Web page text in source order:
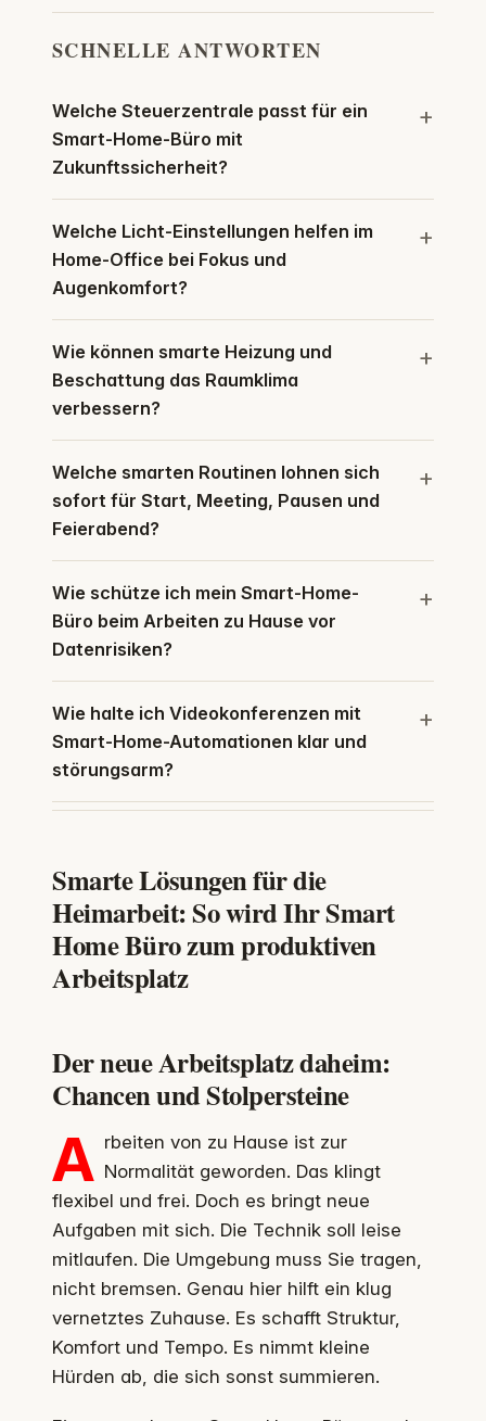
SCHNELLE ANTWORTEN
Welche Steuerzentrale passt für ein
Smart-Home-Büro mit
Zukunftssicherheit?
Welche Licht-Einstellungen helfen im
Home-Office bei Fokus und
Augenkomfort?
Wie können smarte Heizung und
Beschattung das Raumklima
verbessern?
Welche smarten Routinen lohnen sich
sofort für Start, Meeting, Pausen und
Feierabend?
Wie schütze ich mein Smart-Home-
Büro beim Arbeiten zu Hause vor
Datenrisiken?
Wie halte ich Videokonferenzen mit
Smart-Home-Automationen klar und
störungsarm?
Smarte Lösungen für die
Heimarbeit: So wird Ihr Smart
Home Büro zum produktiven
Arbeitsplatz
Der neue Arbeitsplatz daheim:
Chancen und Stolpersteine
A rbeiten von zu Hause ist zur
Normalität geworden. Das klingt
flexibel und frei. Doch es bringt neue
Aufgaben mit sich. Die Technik soll leise
mitlaufen. Die Umgebung muss Sie tragen,
nicht bremsen. Genau hier hilft ein klug
vernetztes Zuhause. Es schafft Struktur,
Komfort und Tempo. Es nimmt kleine
Hürden ab, die sich sonst summieren.